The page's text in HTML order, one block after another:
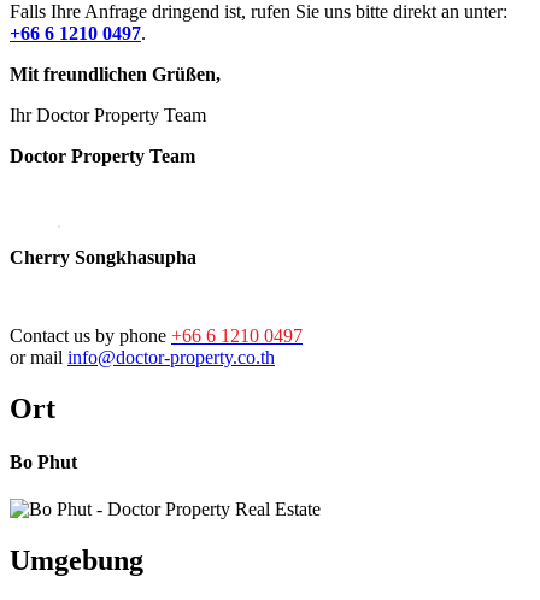
Falls Ihre Anfrage dringend ist, rufen Sie uns bitte direkt an unter:
+66 6 1210 0497.
Mit freundlichen Grüßen,
Ihr Doctor Property Team
Doctor Property Team
Cherry Songkhasupha
Contact us by phone +66 6 1210 0497
or mail info@doctor-property.co.th
Ort
Bo Phut
Umgebung